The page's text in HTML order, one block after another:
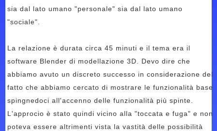
sia dal lato umano "personale" sia dal lato umano
"sociale".
La relazione è durata circa 45 minuti e il tema era il
software Blender di modellazione 3D. Devo dire che
abbiamo avuto un discreto successo in considerazione del
fatto che abbiamo cercato di mostrare le funzionalità base
spingnedoci all'accenno delle funzionalità più spinte.
L'approcio è stato quindi vicino alla "toccata e fuga" e non
poteva essere altrimenti vista la vastità delle possibilità